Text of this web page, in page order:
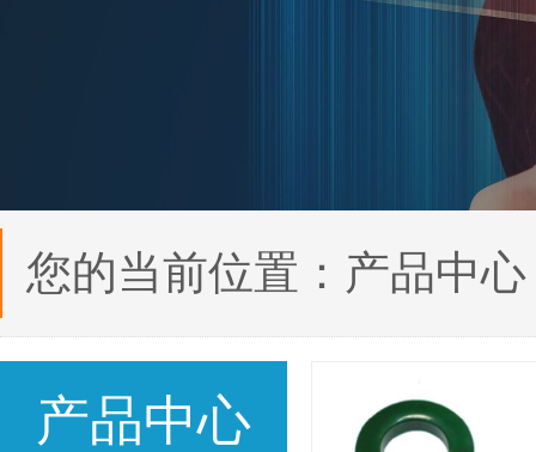
您的当前位置： 产品中心
产品中心